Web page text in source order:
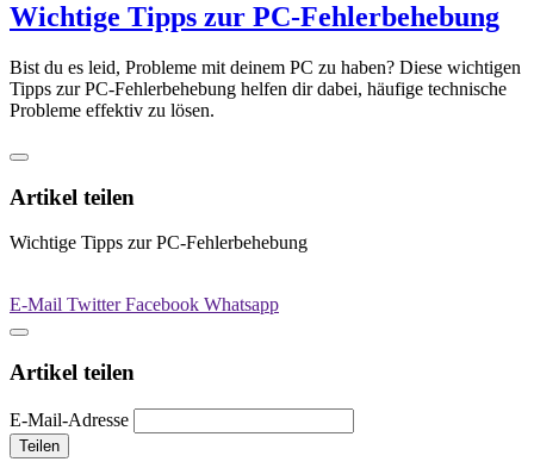
Wichtige Tipps zur PC-Fehlerbehebung
Bist du es leid, Probleme mit deinem PC zu haben? Diese wichtigen
Tipps zur PC-Fehlerbehebung helfen dir dabei, häufige technische
Probleme effektiv zu lösen.
Artikel teilen
Wichtige Tipps zur PC-Fehlerbehebung
E-Mail TwitterFacebook Whatsapp
Artikel teilen
E-Mail-Adresse
Teilen